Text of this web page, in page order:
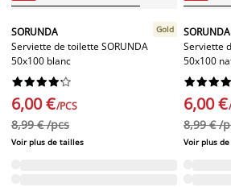
SORUNDA
Serviette de toilette SORUNDA
50x100 blanc
Gold






6,00 €/PCS
8,99 € /pcs
Voir plus de tailles
SORUNDA
Serviette
50x100





6,00 €
8,99 € /
Voir plus